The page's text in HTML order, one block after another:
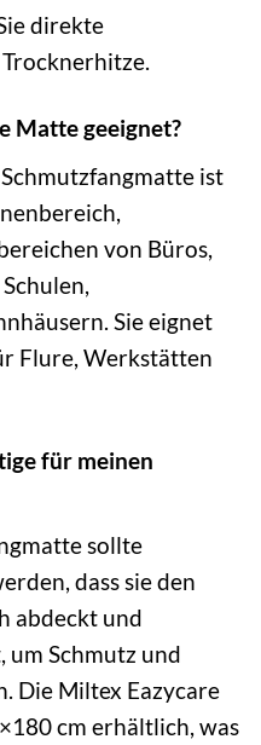
direkte
Matte geeignet?
ist
von Büros,
Sie eignet
Flure, Werkstätten
für meinen
sollte
dass sie den
abdeckt und
um Schmutz und
Die Miltex Eazycare
cm erhältlich, was